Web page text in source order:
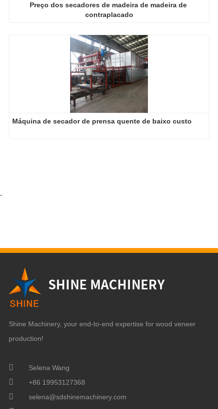
Preço dos secadores de madeira de madeira de
contraplacado
Máquina de secador de prensa quente de baixo custo
-
Shine Machinery, your end-to-end expertise for wood veneer
production!
Selena Wang
+86 19953127368
selena@sdshinemachinery.com